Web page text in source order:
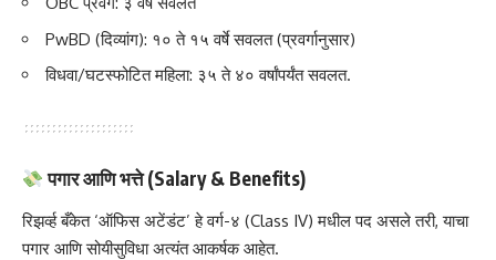
PwBD (दिव्यांग): १० ते १५ वर्षे सवलत (प्रवर्गानुसार)
विधवा/घटस्फोटित महिला: ३५ ते ४० वर्षांपर्यंत सवलत.
पगार आणि भत्ते (Salary & Benefits)
रिझर्व्ह बँकेत ‘ऑफिस अटेंडंट’ हे वर्ग-४ (Class IV) मधील पद असले तरी, याचा
पगार आणि सोयीसुविधा अत्यंत आकर्षक आहेत.